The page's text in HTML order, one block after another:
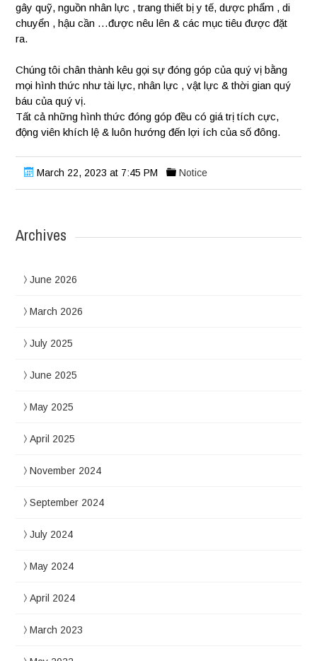
gây quỹ, nguồn nhân lực , trang thiết bị y tế, dược phẩm , di
chuyển , hậu cần …được nêu lên & các mục tiêu được đặt
ra.
Chúng tôi chân thành kêu gọi sự đóng góp của quý vị bằng
mọi hình thức như tài lực, nhân lực , vật lực & thời gian quý
báu của quý vị.
Tất cả những hình thức đóng góp đều có giá trị tích cực,
động viên khích lệ & luôn hướng đến lợi ích của số đông.
March 22, 2023 at 7:45 PM Notice
Archives
June 2026
March 2026
July 2025
June 2025
May 2025
April 2025
November 2024
September 2024
July 2024
May 2024
April 2024
March 2023